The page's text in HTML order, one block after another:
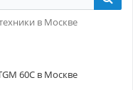
в Москве
60C в Москве